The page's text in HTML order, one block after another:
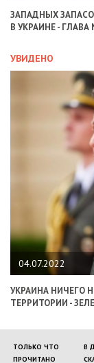
ЗАПАДНЫХ
В УКРАИНЕ - ГЛАВА
УВИДЕНО
04.07.2022
УКРАИНА НИЧЕГО
ТЕРРИТОРИИ -
ТОЛЬКО ЧТО В
ПРОЧИТАНО